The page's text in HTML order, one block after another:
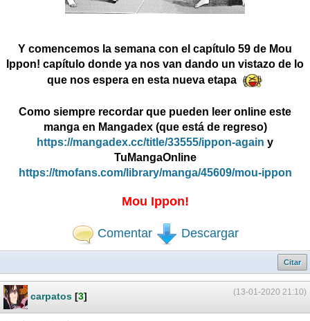
Y comencemos la semana con el capítulo 59 de Mou
Ippon! capítulo donde ya nos van dando un vistazo de lo
que nos espera en esta nueva etapa
Como siempre recordar que pueden leer online este
manga en Mangadex (que está de regreso)
https://mangadex.cc/title/33555/ippon-again y
TuMangaOnline
https://tmofans.com/library/manga/45609/mou-ippon
Mou Ippon!
Comentar Descargar
Citar
(13-01-2020 21:10)
carpatos [3]